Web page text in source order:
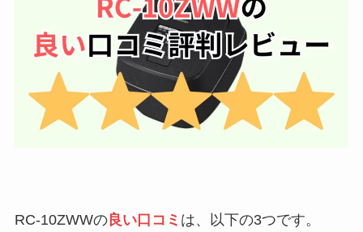
RC-10ZWWの良い口コミ は、以下の3つです。